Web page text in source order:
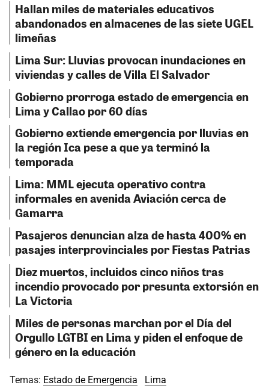
Hallan miles de materiales educativos
abandonados en almacenes de las siete UGEL
limeñas
Lima Sur: Lluvias provocan inundaciones en
viviendas y calles de Villa El Salvador
Gobierno prorroga estado de emergencia en
Lima y Callao por 60 días
Gobierno extiende emergencia por lluvias en
la región Ica pese a que ya terminó la
temporada
Lima: MML ejecuta operativo contra
informales en avenida Aviación cerca de
Gamarra
Pasajeros denuncian alza de hasta 400% en
pasajes interprovinciales por Fiestas Patrias
Diez muertos, incluidos cinco niños tras
incendio provocado por presunta extorsión en
La Victoria
Miles de personas marchan por el Día del
Orgullo LGTBI en Lima y piden el enfoque de
género en la educación
Temas: Estado de Emergencia Lima